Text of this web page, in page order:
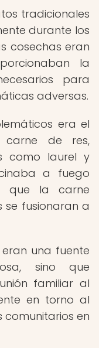
tradicionales
durante los
cosechas eran
la
para
adversas.
era el
carne de res,
como laurel y
a fuego
que la carne
fusionaran a
una fuente
sino que
familiar al
en torno al
comunitarios en